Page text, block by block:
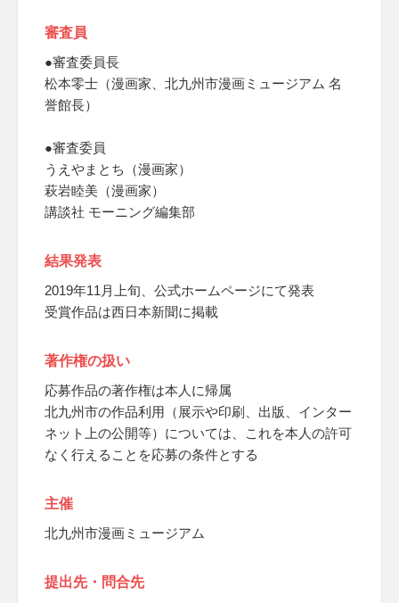
審査員
●審査委員長
松本零士（漫画家、北九州市漫画ミュージアム 名
誉館長）
●審査委員
うえやまとち（漫画家）
萩岩睦美（漫画家）
講談社 モーニング編集部
結果発表
2019年11月上旬、公式ホームページにて発表
受賞作品は西日本新聞に掲載
著作権の扱い
応募作品の著作権は本人に帰属
北九州市の作品利用（展示や印刷、出版、インター
ネット上の公開等）については、これを本人の許可
なく行えることを応募の条件とする
主催
北九州市漫画ミュージアム
提出先・問合先